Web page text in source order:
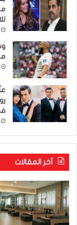
آخر المقالات